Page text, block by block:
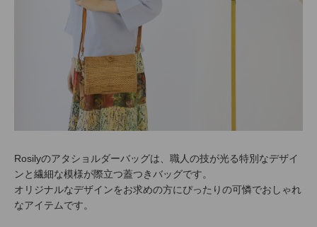
Rosilyのアタショルダーバッグは、職人の技が光る特別なデザイ
ンと繊細な模様が際立つ蓋つきバッグです。
オリジナルなデザインをお求めの方にぴったりの可憐でおしゃれ
なアイテムです。